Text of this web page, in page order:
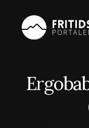
content